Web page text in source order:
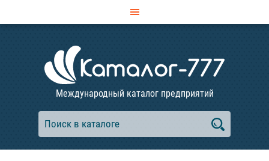
Международный каталог предприятий